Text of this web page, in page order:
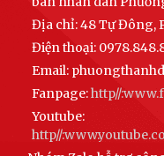
THỐNG KÊ TRUY CẬP
Đang online:
Trong tuần:
41,031